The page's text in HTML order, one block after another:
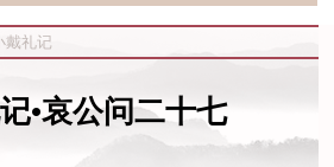
戴礼记
•哀公问二十七